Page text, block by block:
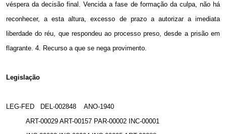
véspera da decisão final. Vencida a fase de formação da culpa, não há
reconhecer, a esta altura, excesso de prazo a autorizar a imediata
liberdade do réu, que respondeu ao processo preso, desde a prisão em
flagrante. 4. Recurso a que se nega provimento.
Legislação
LEG-FED DEL-002848
ANO-1940
ART-00029 ART-00157 PAR-00002 INC-00001